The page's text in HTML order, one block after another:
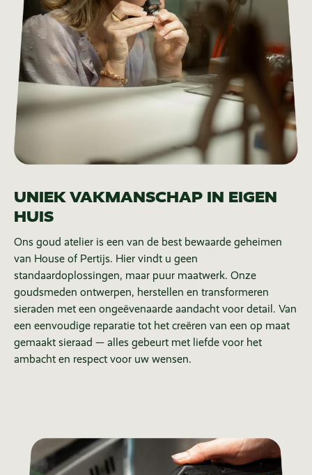
UNIEK VAKMANSCHAP IN EIGEN
HUIS
Ons goud atelier is een van de best bewaarde geheimen
van House of Pertijs. Hier vindt u geen
standaardoplossingen, maar puur maatwerk. Onze
goudsmeden ontwerpen, herstellen en transformeren
sieraden met een ongeëvenaarde aandacht voor detail. Van
een eenvoudige reparatie tot het creëren van een op maat
gemaakt sieraad — alles gebeurt met liefde voor het
ambacht en respect voor uw wensen.